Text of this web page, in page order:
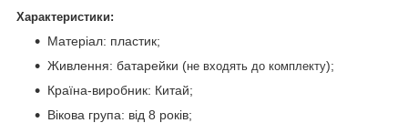
Характеристики:
Матеріал: пластик;
Живлення: батарейки (не входять до комплекту);
Країна-виробник: Китай;
Вікова група: від 8 років;